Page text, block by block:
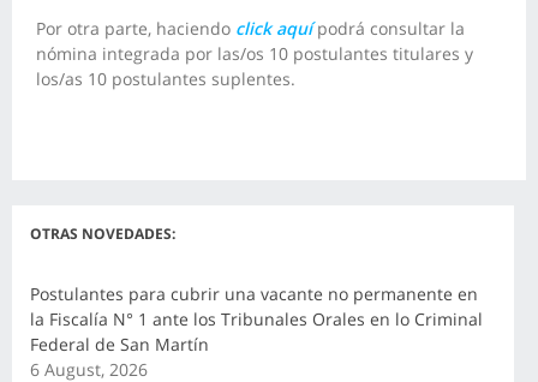
Por otra parte, haciendo click aquípodrá consultar la
nómina integrada por las/os 10 postulantes titulares y
los/as 10 postulantes suplentes.
OTRAS NOVEDADES:
Postulantes para cubrir una vacante no permanente en
la Fiscalía N° 1 ante los Tribunales Orales en lo Criminal
Federal de San Martín
6 August, 2026